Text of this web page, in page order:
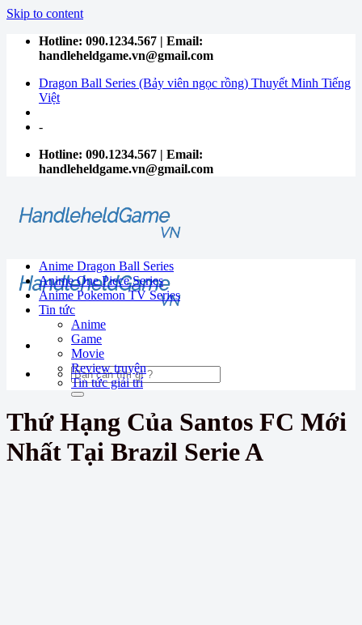
Skip to content
Hotline: 090.1234.567 | Email:
handleheldgame.vn@gmail.com
Dragon Ball Series (Bảy viên ngọc rồng) Thuyết Minh Tiếng
Việt
-
Hotline: 090.1234.567 | Email:
handleheldgame.vn@gmail.com
Anime Dragon Ball Series
Anime One Piece Series
Anime Pokemon TV Series
Tin tức
Anime
Game
Movie
Review truyện
Tin tức giải trí
Thứ Hạng Của Santos FC Mới
Nhất Tại Brazil Serie A